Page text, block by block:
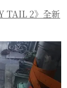
TAIL 2》全新